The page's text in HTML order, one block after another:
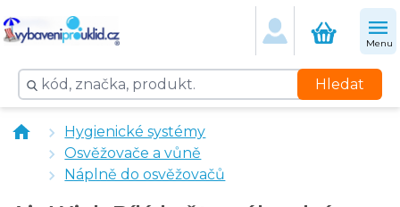
Menu
Hledat
Air Wick Soft Cotton - náhradní náplň 250 ml
Air Wick Magnolia a Cherry blossom - náhradní náplň
Hygienické systémy
Osvěžovače a vůně
Náplně do osvěžovačů